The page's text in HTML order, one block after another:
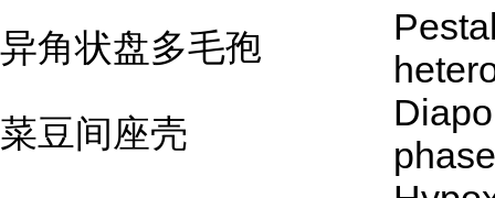
异角状盘多毛孢
菜豆间座壳